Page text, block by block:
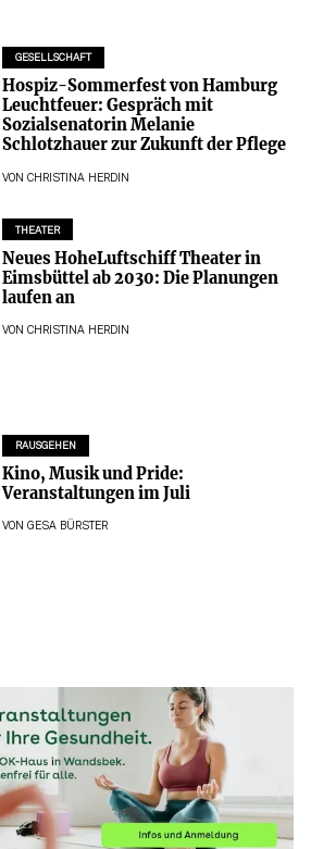
GESELLSCHAFT
Hospiz-Sommerfest von Hamburg
Leuchtfeuer: Gespräch mit
Sozialsenatorin Melanie
Schlotzhauer zur Zukunft der Pflege
VON CHRISTINA HERDIN
THEATER
Neues HoheLuftschiff Theater in
Eimsbüttel ab 2030: Die Planungen
laufen an
VON CHRISTINA HERDIN
RAUSGEHEN
Kino, Musik und Pride:
Veranstaltungen im Juli
VON GESA BÜRSTER